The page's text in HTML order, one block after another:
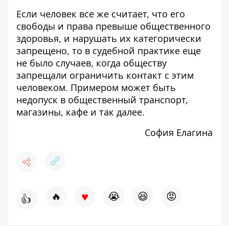
Если человек все же считает, что его
свободы и права превыше общественного
здоровья, и нарушать их категорически
запрещено, то в судебной практике еще
не было случаев, когда обществу
запрещали ограничить контакт с этим
человеком. Примером может быть
недопуск в общественный транспорт,
магазины, кафе и так далее.
София Елагина
👍 🔥 ♥ 😭 😆 😡